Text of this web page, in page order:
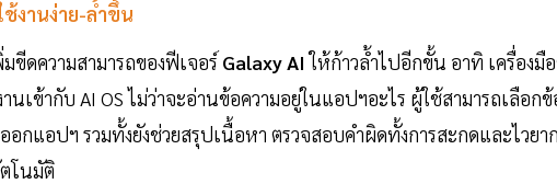
งานง่าย-ล้ำขึ้น
ขีดความสามารถของฟีเจอร์ Galaxy AIให้ก้าวล้ำไปอีกขั้น อาทิ เครื่องมื
เข้ากับ AI OS ไม่ว่าจะอ่านข้อความอยู่ในแอปฯอะไร ผู้ใช้สามารถเลือก
อกแอปฯ รวมทั้งยังช่วยสรุปเนื้อหา ตรวจสอบคำผิดทั้งการสะกดและไวย
โนมัติ